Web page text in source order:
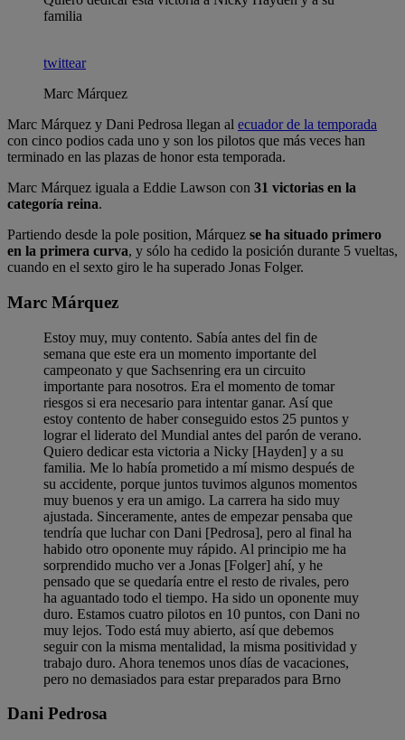
familia
twittear
Marc Márquez
Marc Márquez y Dani Pedrosa llegan al ecuador de la temporada
con cinco podios cada uno y son los pilotos que más veces han
terminado en las plazas de honor esta temporada.
Marc Márquez iguala a Eddie Lawson con 31 victorias en la
categoría reina.
Partiendo desde la pole position, Márquez se ha situado primero
en la primera curva, y sólo ha cedido la posición durante 5 vueltas,
cuando en el sexto giro le ha superado Jonas Folger.
Marc Márquez
Estoy muy, muy contento. Sabía antes del fin de
semana que este era un momento importante del
campeonato y que Sachsenring era un circuito
importante para nosotros. Era el momento de tomar
riesgos si era necesario para intentar ganar. Así que
estoy contento de haber conseguido estos 25 puntos y
lograr el liderato del Mundial antes del parón de verano.
Quiero dedicar esta victoria a Nicky [Hayden] y a su
familia. Me lo había prometido a mí mismo después de
su accidente, porque juntos tuvimos algunos momentos
muy buenos y era un amigo. La carrera ha sido muy
ajustada. Sinceramente, antes de empezar pensaba que
tendría que luchar con Dani [Pedrosa], pero al final ha
habido otro oponente muy rápido. Al principio me ha
sorprendido mucho ver a Jonas [Folger] ahí, y he
pensado que se quedaría entre el resto de rivales, pero
ha aguantado todo el tiempo. Ha sido un oponente muy
duro. Estamos cuatro pilotos en 10 puntos, con Dani no
muy lejos. Todo está muy abierto, así que debemos
seguir con la misma mentalidad, la misma positividad y
trabajo duro. Ahora tenemos unos días de vacaciones,
pero no demasiados para estar preparados para Brno
Dani Pedrosa